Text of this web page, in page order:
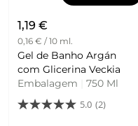
1,19 €
0,16 € / 10 ml.
Gel de Banho Argán
com Glicerina Veckia
Embalagem
750 Ml
5.0 (2)